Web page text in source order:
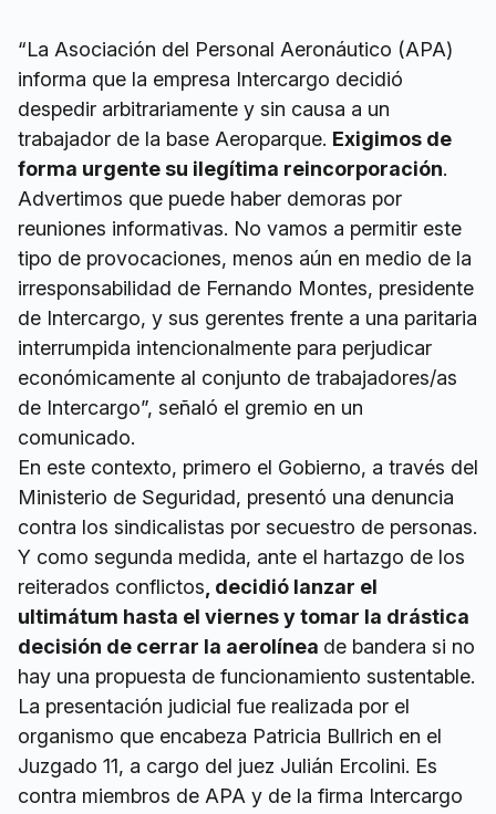
“La Asociación del Personal Aeronáutico (APA)
informa que la empresa Intercargo decidió
despedir arbitrariamente y sin causa a un
trabajador de la base Aeroparque. Exigimos de
forma urgente su ilegítima reincorporación.
Advertimos que puede haber demoras por
reuniones informativas. No vamos a permitir este
tipo de provocaciones, menos aún en medio de la
irresponsabilidad de Fernando Montes, presidente
de Intercargo, y sus gerentes frente a una paritaria
interrumpida intencionalmente para perjudicar
económicamente al conjunto de trabajadores/as
de Intercargo”, señaló el gremio en un
comunicado.
En este contexto, primero el Gobierno, a través del
Ministerio de Seguridad, presentó una denuncia
contra los sindicalistas por secuestro de personas.
Y como segunda medida, ante el hartazgo de los
reiterados conflictos , decidió lanzar el
ultimátum hasta el viernes y tomar la drástica
decisión de cerrar la aerolínea de bandera si no
hay una propuesta de funcionamiento sustentable.
La presentación judicial fue realizada por el
organismo que encabeza Patricia Bullrich en el
Juzgado 11, a cargo del juez Julián Ercolini. Es
contra miembros de APA y de la firma Intercargo